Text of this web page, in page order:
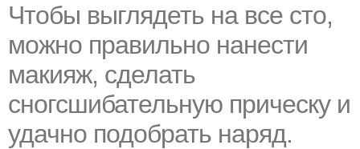
Чтобы выглядеть на все сто,
можно правильно нанести
макияж, сделать
сногсшибательную прическу и
удачно подобрать наряд.